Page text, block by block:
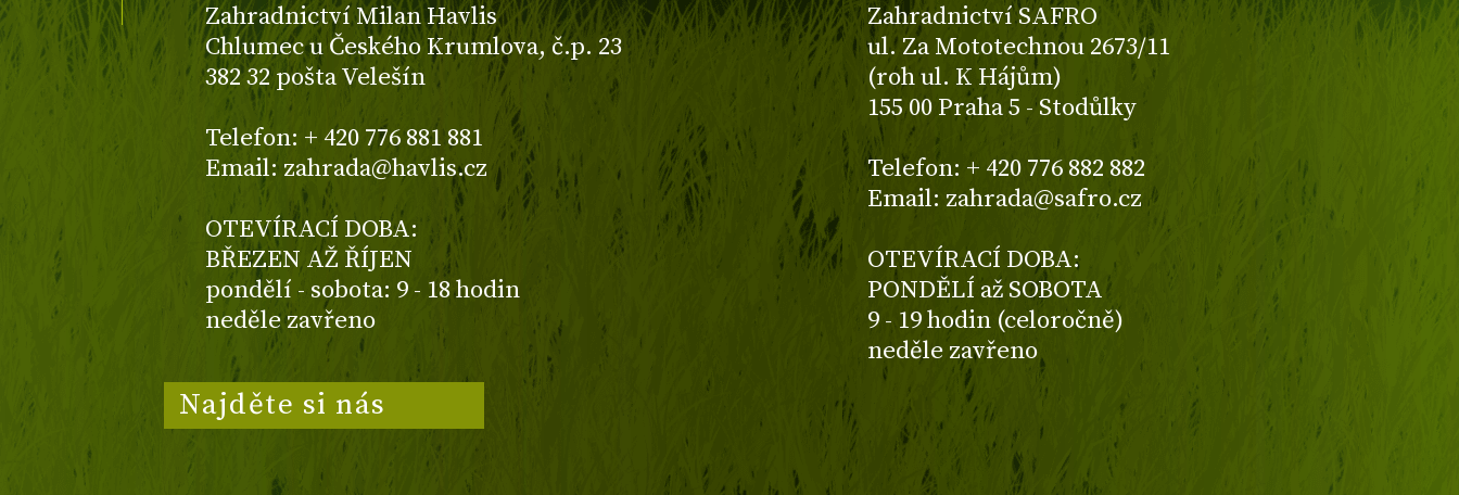
Zahradnictví Milan Havlis
Chlumec u Českého Krumlova, č.p. 23
382 32 pošta Velešín
Telefon: + 420 776 881 881
Email: zahrada@havlis.cz
OTEVÍRACÍ DOBA:
BŘEZEN AŽ ŘÍJEN
pondělí - sobota: 9 - 18 hodin
neděle zavřeno
Zahradnictví SAFRO
ul. Za Mototechnou 2673/11
(roh ul. K Hájům)
155 00 Praha 5 - Stodůlky
Telefon: + 420 776 882 882
Email: zahrada@safro.cz
OTEVÍRACÍ DOBA:
PONDĚLÍ až SOBOTA
9 - 19 hodin (celoročně)
neděle zavřeno
Najděte si nás